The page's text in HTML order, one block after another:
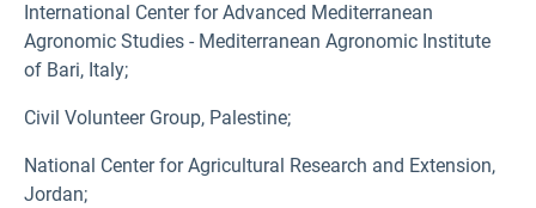
International Center for Advanced Mediterranean
Agronomic Studies - Mediterranean Agronomic Institute
of Bari, Italy;
Civil Volunteer Group, Palestine;
National Center for Agricultural Research and Extension,
Jordan;